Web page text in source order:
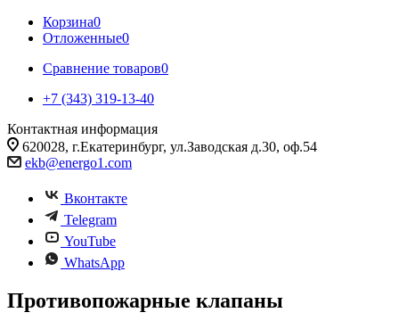
Корзина0
Отложенные0
Сравнение товаров0
+7 (343) 319-13-40
Контактная информация
620028, г.Екатеринбург, ул.Заводская д.30, оф.54
ekb@energo1.com
Вконтакте
Telegram
YouTube
WhatsApp
Противопожарные клапаны